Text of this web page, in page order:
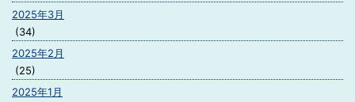
2025年3月
(34)
2025年2月
(25)
2025年1月